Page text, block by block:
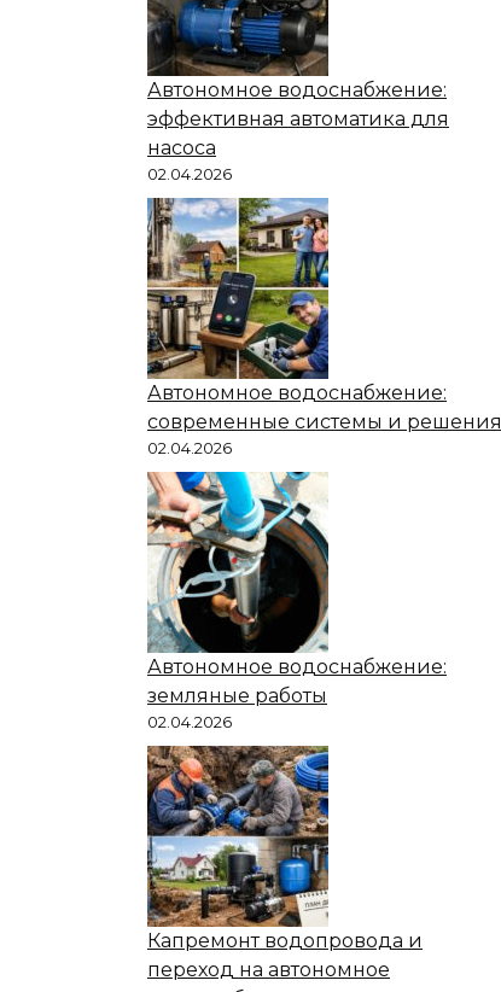
Автономное водоснабжение:
эффективная автоматика для
насоса
02.04.2026
Автономное водоснабжение:
современные системы и решения
02.04.2026
Автономное водоснабжение:
земляные работы
02.04.2026
Капремонт водопровода и
переход на автономное